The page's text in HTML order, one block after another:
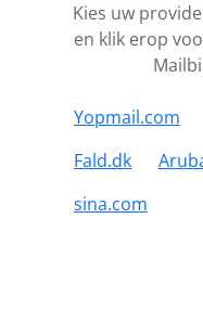
Kies uw
en klik erop
Yopmail.com
Fald.dk
sina.com